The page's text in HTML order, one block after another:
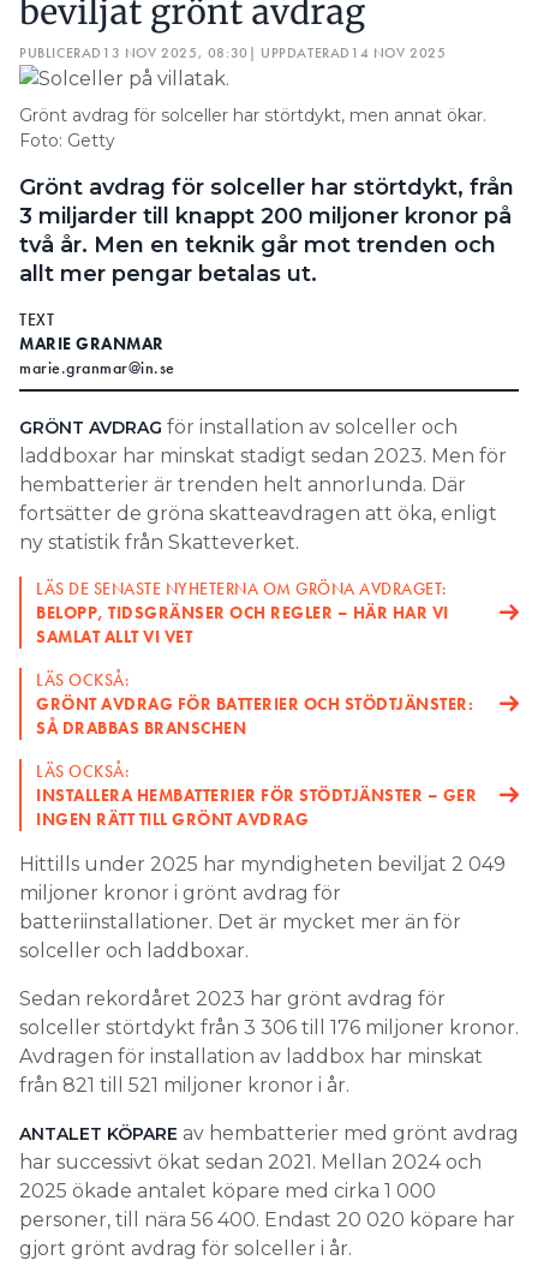
beviljat grönt avdrag
PUBLICERAD 13 NOV 2025, 08:30 | UPPDATERAD 14 NOV 2025
Grönt avdrag för solceller har störtdykt, men annat ökar.
Foto: Getty
Grönt avdrag för solceller har störtdykt, från
3 miljarder till knappt 200 miljoner kronor på
två år. Men en teknik går mot trenden och
allt mer pengar betalas ut.
TEXT
MARIE GRANMAR
marie.granmar@in.se
GRÖNT AVDRAG för installation av solceller och
laddboxar har minskat stadigt sedan 2023. Men för
hembatterier är trenden helt annorlunda. Där
fortsätter de gröna skatteavdragen att öka, enligt
ny statistik från Skatteverket.
LÄS DE SENASTE NYHETERNA OM GRÖNA AVDRAGET:
BELOPP, TIDSGRÄNSER OCH REGLER – HÄR HAR VI
SAMLAT ALLT VI VET
LÄS OCKSÅ:
GRÖNT AVDRAG FÖR BATTERIER OCH STÖDTJÄNSTER:
SÅ DRABBAS BRANSCHEN
LÄS OCKSÅ:
INSTALLERA HEMBATTERIER FÖR STÖDTJÄNSTER – GER
INGEN RÄTT TILL GRÖNT AVDRAG
Hittills under 2025 har myndigheten beviljat 2 049
miljoner kronor i grönt avdrag för
batteriinstallationer. Det är mycket mer än för
solceller och laddboxar.
Sedan rekordåret 2023 har grönt avdrag för
solceller störtdykt från 3 306 till 176 miljoner kronor.
Avdragen för installation av laddbox har minskat
från 821 till 521 miljoner kronor i år.
ANTALET KÖPARE av hembatterier med grönt avdrag
har successivt ökat sedan 2021. Mellan 2024 och
2025 ökade antalet köpare med cirka 1 000
personer, till nära 56 400. Endast 20 020 köpare har
gjort grönt avdrag för solceller i år.